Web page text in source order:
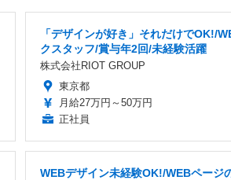
「デザインが好き」それだけでOK!/
クスタッフ/賞与年2回/未経験活躍
株式会社RIOT GROUP
東京都
月給27万円～50万円
正社員
WEBデザイン未経験OK!/WEBページ